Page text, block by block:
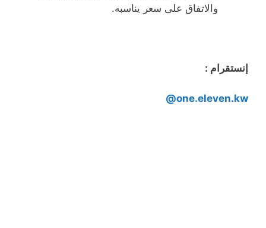
والاتفاق على سعر يناسبه.
إنستقرام :
one.eleven.kw@